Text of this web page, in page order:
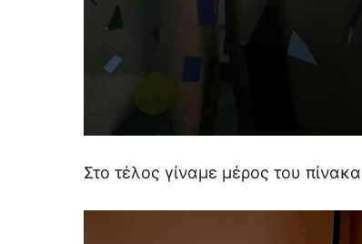
Στο τέλος γίναμε μέρος του